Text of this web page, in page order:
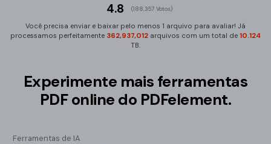
4.8 (188,357 Votos)
Você precisa enviar e baixar pelo menos 1 arquivo para avaliar! Já
processamos perfeitamente 362,937,026 arquivos com um total de10.124
TB.
Experimente mais ferramentas
PDF online do PDFelement.
Ferramentas de IA